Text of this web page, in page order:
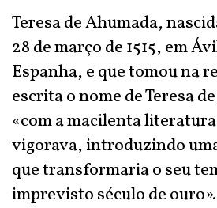
Teresa de Ahumada,
28 de março de 1515, em
Espanha, e que tomou na
escrita o nome de Teresa
«com a macilenta
vigorava, introduzindo
que transformaria o seu
imprevisto século de ouro».